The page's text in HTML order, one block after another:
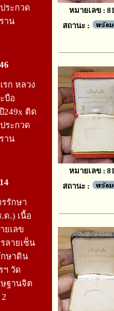
ระกวด
าน
รก หลวง
บือ
249x ติด
ระกวด
าน
รักษา
ด.) เนื้อ
ยเลข
ลายเซ็น
กษาดิน
ฯ วัด
ฐานจิต
หมายเลข :
สถานะ :
หมายเลข :
สถานะ :